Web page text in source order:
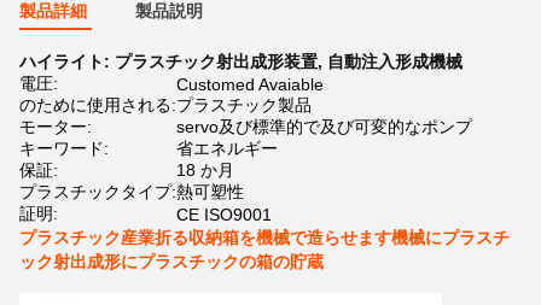
製品詳細 製品説明
ハイライト: プラスチック射出成形装置, 自動注入形成機械
電圧:
Customed Avaiable
のために使用される:プラスチック製品
モーター:
servo及び標準的で及び可変的なポンプ
キーワード:
省エネルギー
保証:
18 か月
プラスチックタイプ:熱可塑性
証明:
CE ISO9001
プラスチック産業折る収納箱を機械で造らせます機械にプラスチ
ック射出成形にプラスチックの箱の貯蔵